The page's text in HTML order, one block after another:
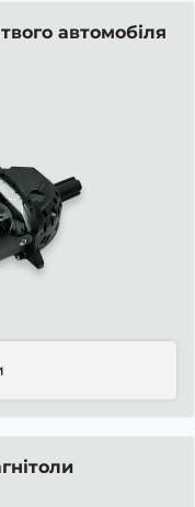
автомобіля